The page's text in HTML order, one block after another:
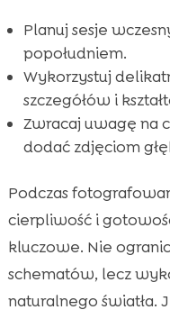
Planuj sesje
popołudniem.
Wykorzystuj
szczegółów i
Zwracaj uwagę na
dodać zdjęciom
Podczas
cierpliwość i
kluczowe. Nie
schematów, lecz
naturalnego światła.